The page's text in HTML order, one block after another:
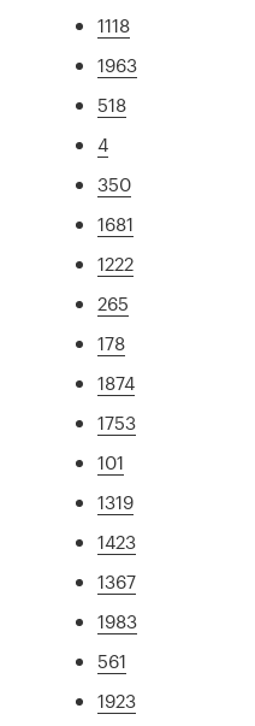
1118
1963
518
4
350
1681
1222
265
178
1874
1753
101
1319
1423
1367
1983
561
1923